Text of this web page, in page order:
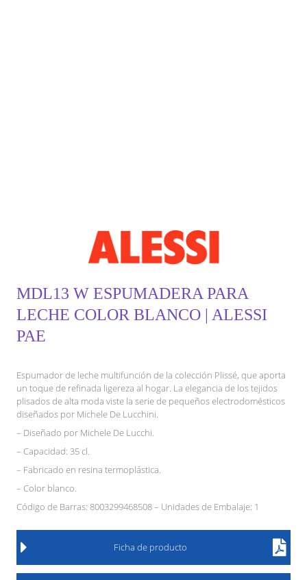
MDL13 W ESPUMADERA PARA
LECHE COLOR BLANCO | ALESSI
PAE
Espumador de leche multifunción de la colección Plissé, que aporta
un toque de refinada ligereza al hogar. La elegancia de los tejidos
plisados de alta moda viste la serie de pequeños electrodomésticos
diseñados por Michele De Lucchini.
– Diseñado por Michele De Lucchi.
– Capacidad: 35 cl.
– Fabricado en resina termoplástica.
– Color blanco.
Código de Barras: 8003299468508 – Unidades de Embalaje: 1
Ficha de producto